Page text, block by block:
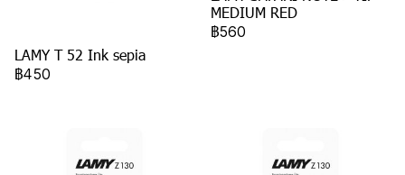
LAMY T 52 Ink sepia
฿450
MEDIUM RED
฿560